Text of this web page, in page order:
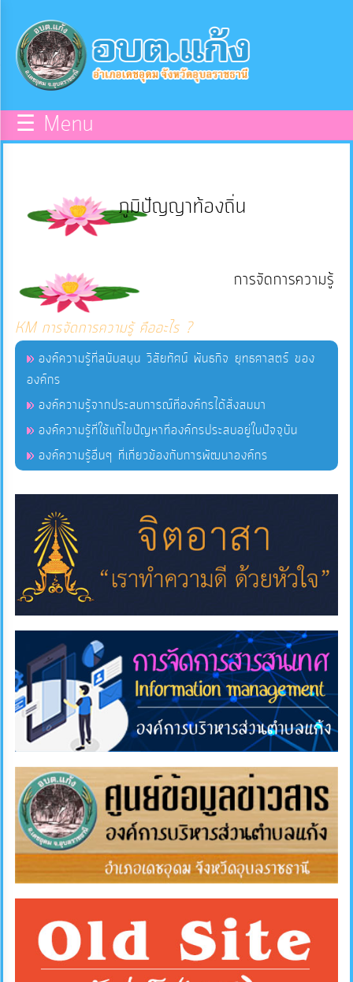
หน้า
หลัก
ข้อมูล
พื้น
บุคลากร
ยุทธศาสตร์
ข่าวสาร
บริการ
ข้อมูล
การ
จัดการ
ความ
การ
ดำเนิน
งาน
การ
ให้
บริการ
ใช้
จ่าย
งบ
ประมาณ
ประจำ
ปี
การ
บริหาร
และ
☰ Menu
ภูมิปัญญาท้องถิ่น
การจัดการความรู้
KM การจัดการความรู้ คืออะไร ?
องค์ความรู้ที่สนับสนุน วิสัยทัศน์ พันธกิจ ยุทธศาสตร์ ของ
องค์กร
องค์ความรู้จากประสบการณ์ที่องค์กรได้สั่งสมมา
องค์ความรู้ที่ใช้แก้ไขปัญหาที่องค์กรประสบอยู่ในปัจจุบัน
องค์ความรู้อื่นๆ ที่เกี่ยวข้องกับการพัฒนาองค์กร